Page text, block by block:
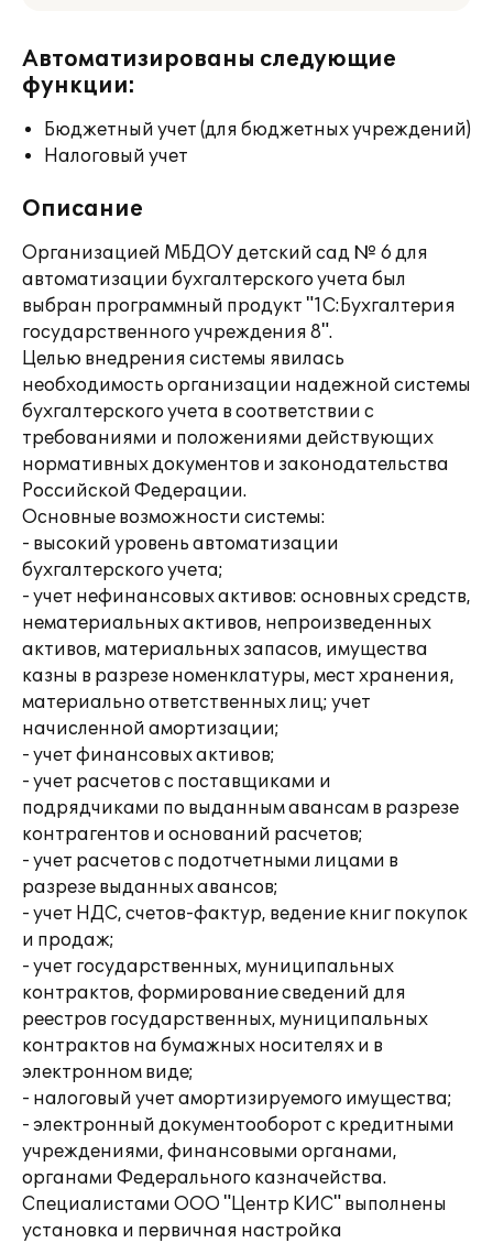
Автоматизированы следующие
функции:
Бюджетный учет (для бюджетных учреждений)
Налоговый учет
Описание
Организацией МБДОУ детский сад № 6 для
автоматизации бухгалтерского учета был
выбран программный продукт "1С:Бухгалтерия
государственного учреждения 8".
Целью внедрения системы явилась
необходимость организации надежной системы
бухгалтерского учета в соответствии с
требованиями и положениями действующих
нормативных документов и законодательства
Российской Федерации.
Основные возможности системы:
- высокий уровень автоматизации
бухгалтерского учета;
- учет нефинансовых активов: основных средств,
нематериальных активов, непроизведенных
активов, материальных запасов, имущества
казны в разрезе номенклатуры, мест хранения,
материально ответственных лиц; учет
начисленной амортизации;
- учет финансовых активов;
- учет расчетов с поставщиками и
подрядчиками по выданным авансам в разрезе
контрагентов и оснований расчетов;
- учет расчетов с подотчетными лицами в
разрезе выданных авансов;
- учет НДС, счетов-фактур, ведение книг покупок
и продаж;
- учет государственных, муниципальных
контрактов, формирование сведений для
реестров государственных, муниципальных
контрактов на бумажных носителях и в
электронном виде;
- налоговый учет амортизируемого имущества;
- электронный документооборот с кредитными
учреждениями, финансовыми органами,
органами Федерального казначейства.
Специалистами ООО "Центр КИС" выполнены
установка и первичная настройка